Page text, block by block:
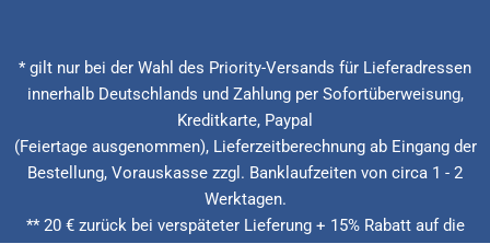
* gilt nur bei der Wahl des Priority-Versands für Lieferadressen
innerhalb Deutschlands und Zahlung per Sofortüberweisung,
Kreditkarte, Paypal
(Feiertage ausgenommen), Lieferzeitberechnung ab Eingang der
Bestellung, Vorauskasse zzgl. Banklaufzeiten von circa 1 - 2
Werktagen.
** 20 € zurück bei verspäteter Lieferung + 15% Rabatt auf die